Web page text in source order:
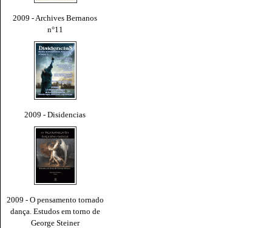
2009 - Archives Bernanos
n°11
2009 - Disidencias
2009 - O pensamento tornado
dança. Estudos em torno de
George Steiner